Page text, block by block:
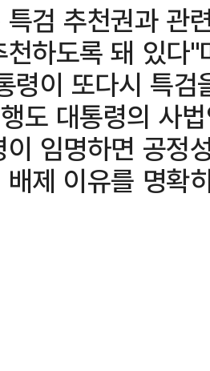
검 추천권과 관
하도록 돼 있다
령이 또다시 특
도 대통령의 사
임명하면 공정
제 이유를 명확